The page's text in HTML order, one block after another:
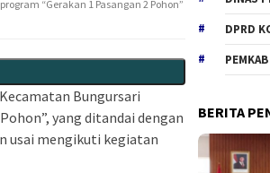
“Gerakan 1 Pasangan 2 Pohon”
Bungursari
, yang ditandai dengan
usai mengikuti kegiatan
DPRD
BERITA